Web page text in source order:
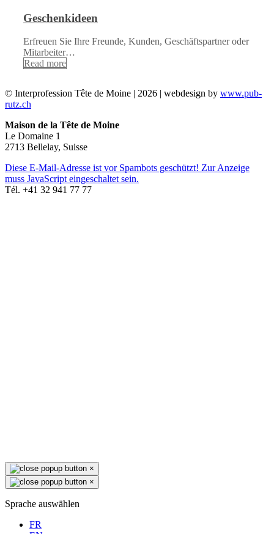
Geschenkideen
Erfreuen Sie Ihre Freunde, Kunden, Geschäftspartner oder
Mitarbeiter…
Read more
© Interprofession Tête de Moine | 2026 | webdesign by www.pub-
rutz.ch
Maison de la Tête de Moine
Le Domaine 1
2713 Bellelay, Suisse
Diese E-Mail-Adresse ist vor Spambots geschützt! Zur Anzeige
muss JavaScript eingeschaltet sein.
Tél. +41 32 941 77 77
×
×
Sprache auswählen
FR